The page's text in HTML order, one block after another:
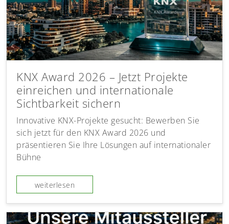
KNX Award 2026 – Jetzt Projekte
einreichen und internationale
Sichtbarkeit sichern
Innovative KNX-Projekte gesucht: Bewerben Sie
sich jetzt für den KNX Award 2026 und
präsentieren Sie Ihre Lösungen auf internationaler
Bühne
weiterlesen